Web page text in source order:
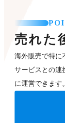
売れた
海外販売で特に
サービスとの連
に運営できます。